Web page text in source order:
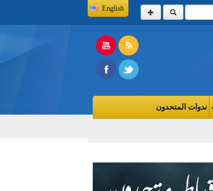
English
ندوات المتحدون